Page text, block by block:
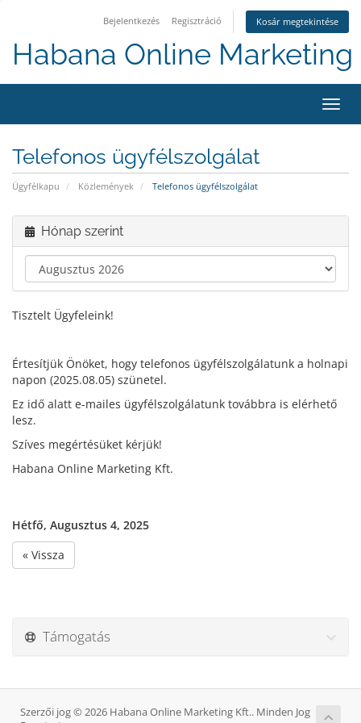
Bejelentkezés Regisztráció Kosár megtekintése
Habana Online Marketing
a
Telefonos ügyfélszolgálat
Ügyfélkapu Közlemények Telefonos ügyfélszolgálat
Hónap szerint
Tisztelt Ügyfeleink!
Értesítjük Önöket, hogy telefonos ügyfélszolgálatunk a holnapi
napon (2025.08.05) szünetel.
Ez idő alatt e-mailes ügyfélszolgálatunk továbbra is elérhető
lesz.
Szíves megértésüket kérjük!
Habana Online Marketing Kft.
Hétfő, Augusztus 4, 2025
« Vissza
Támogatás
Szerzői jog © 2026 Habana Online Marketing Kft.. Minden Jog